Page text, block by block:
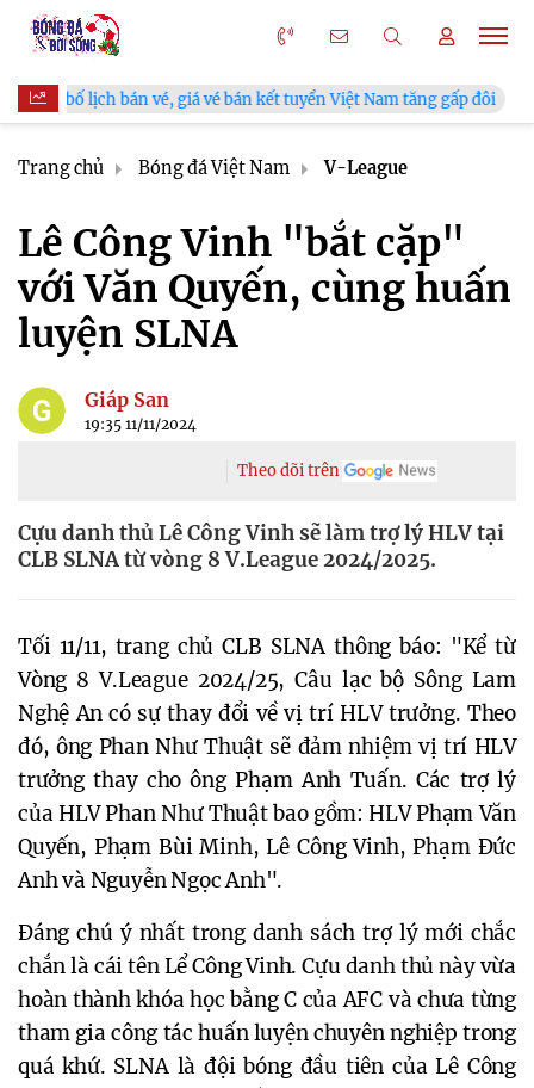
giá vé bán kết tuyển Việt Nam tăng gấp đôi V.League
Trang chủ Bóng đá Việt Nam V-League
Lê Công Vinh "bắt cặp"
với Văn Quyến, cùng huấn
luyện SLNA
Giáp San
19:35 11/11/2024
Theo dõi trên
Cựu danh thủ Lê Công Vinh sẽ làm trợ lý HLV tại
CLB SLNA từ vòng 8 V.League 2024/2025.
Tối 11/11, trang chủ CLB SLNA thông báo: "Kể từ
Vòng 8 V.League 2024/25, Câu lạc bộ Sông Lam
Nghệ An có sự thay đổi về vị trí HLV trưởng. Theo
đó, ông Phan Như Thuật sẽ đảm nhiệm vị trí HLV
trưởng thay cho ông Phạm Anh Tuấn. Các trợ lý
của HLV Phan Như Thuật bao gồm: HLV Phạm Văn
Quyến, Phạm Bùi Minh, Lê Công Vinh, Phạm Đức
Anh và Nguyễn Ngọc Anh".
Đáng chú ý nhất trong danh sách trợ lý mới chắc
chắn là cái tên Lể Công Vinh. Cựu danh thủ này vừa
hoàn thành khóa học bằng C của AFC và chưa từng
tham gia công tác huấn luyện chuyên nghiệp trong
quá khứ. SLNA là đội bóng đầu tiên của Lê Công